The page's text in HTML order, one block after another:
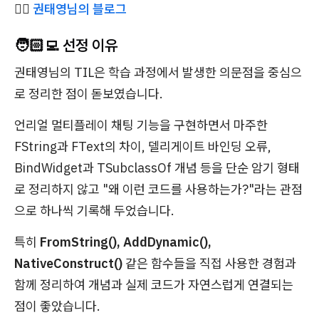
✍🏻 권태영님의 블로그
🧑🏻‍💻 선정 이유
권태영님의 TIL은 학습 과정에서 발생한 의문점을 중심으
로 정리한 점이 돋보였습니다.
언리얼 멀티플레이 채팅 기능을 구현하면서 마주한
FString과 FText의 차이, 델리게이트 바인딩 오류,
BindWidget과 TSubclassOf 개념 등을 단순 암기 형태
로 정리하지 않고 "왜 이런 코드를 사용하는가?"라는 관점
으로 하나씩 기록해 두었습니다.
특히 FromString(), AddDynamic(),
NativeConstruct() 같은 함수들을 직접 사용한 경험과
함께 정리하여 개념과 실제 코드가 자연스럽게 연결되는
점이 좋았습니다.